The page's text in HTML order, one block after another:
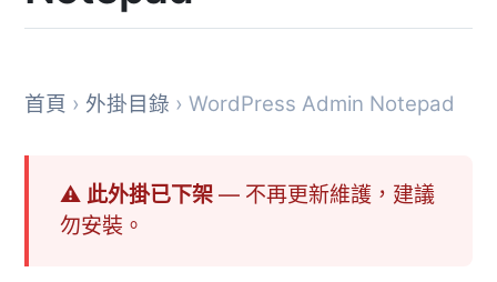
首頁 › 外掛目錄 › WordPress Admin Notepad
⚠ 此外掛已下架— 不再更新維護，建議
勿安裝。